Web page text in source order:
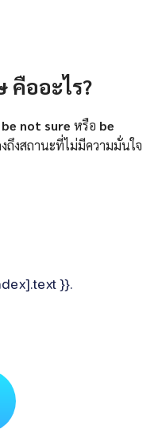
คืออะไร?
be not sure หรือ be
งสถานะที่ไม่มีความมั่นใจ
}}.